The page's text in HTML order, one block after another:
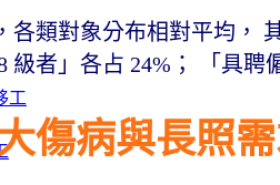
工
各類對象分布相對平均，
級者」各占 24%； 「具
傷病與長照